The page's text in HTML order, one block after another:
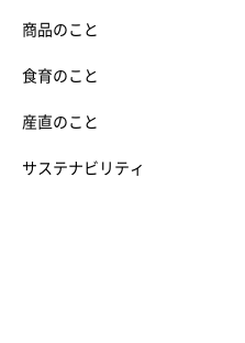
商品のこと
食育のこと
産直のこと
サステナビリティ